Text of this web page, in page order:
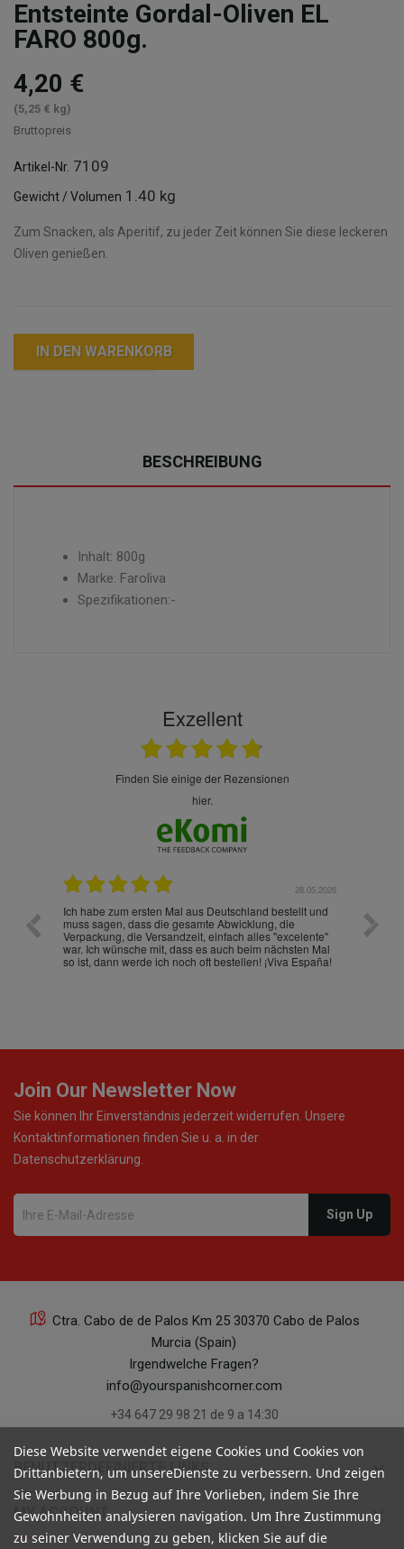
Entsteinte Gordal-Oliven EL
FARO 800g.
4,20 €
(5,25 € kg)
Bruttopreis
Artikel-Nr. 7109
Gewicht / Volumen 1.40 kg
Zum Snacken, als Aperitif, zu jeder Zeit können Sie diese leckeren
Oliven genießen.
IN DEN WARENKORB
BESCHREIBUNG
Inhalt: 800g
Marke: Faroliva
Spezifikationen:-
Exzellent
finden Sie einige der Rezensionen
hier.
28.05.2026
Ich habe zum ersten Mal aus Deutschland bestellt und
muss sagen, dass die gesamte Abwicklung, die
Verpackung, die Versandzeit, einfach alles "excelente"
war. Ich wünsche mit, dass es auch beim nächsten Mal
so ist, dann werde ich noch oft bestellen! ¡Viva España!
Die
gut
ist
Join Our Newsletter Now
Sie können Ihr Einverständnis jederzeit widerrufen. Unsere
Kontaktinformationen finden Sie u. a. in der
Datenschutzerklärung.
Ctra. Cabo de de Palos Km 25 30370 Cabo de Palos
Murcia (Spain)
Irgendwelche Fragen?
info@yourspanishcorner.com
+34 647 29 98 21 de 9 a 14:30
BENUTZERDEFINIERTE LINKS keyboard_arrow_down
MY ACCOUNT keyboard_arrow_down
Diese Website verwendet eigene Cookies und Cookies von
Drittanbietern, um unsereDienste zu verbessern. Und zeigen
Sie Werbung in Bezug auf Ihre Vorlieben, indem Sie Ihre
Gewohnheiten analysieren navigation. Um Ihre Zustimmung
zu seiner Verwendung zu geben, klicken Sie auf die